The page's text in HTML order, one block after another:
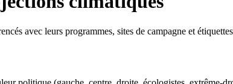
avec leurs programmes, sites de campagne et